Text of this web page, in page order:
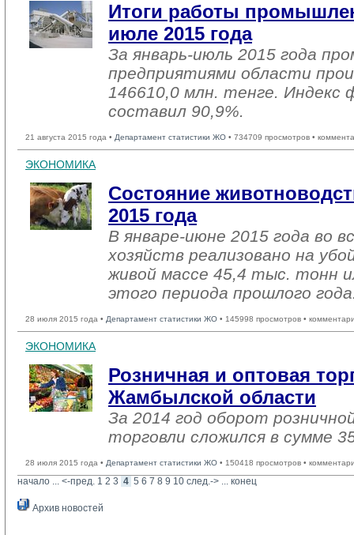
Итоги работы
июле 2015 года
За январь-июль 2015 года
предприятиями области
146610,0 млн. тенге. Индекс
составил 90,9%.
21 августа 2015 года • Департамент статистики ЖО • 734709 просмотров •
ЭКОНОМИКА
Состояние
2015 года
В январе-июне 2015 года во
хозяйств реализовано на
живой массе 45,4 тыс. тонн
этого периода прошлого
28 июля 2015 года • Департамент статистики ЖО • 145998 просмотров •
ЭКОНОМИКА
Розничная и оптовая
Жамбылской области
За 2014 год оборот
торговли сложился в сумме
28 июля 2015 года • Департамент статистики ЖО • 150418 просмотров •
начало ... <-пред. 1 2 3 4 5 6 7 8 9 10 след.-> ... конец
Архив новостей